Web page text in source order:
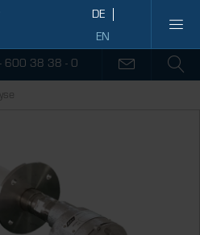
600 38 38 - 0